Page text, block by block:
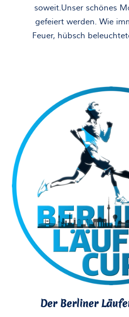
soweit.Unser schönes
gefeiert werden. Wie
Feuer, hübsch
Der Berliner